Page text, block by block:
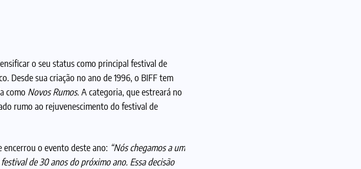
o seu status como principal festival de
Desde sua criação no ano de 1996, o BIFF tem
como Novos Rumos. A categoria, que estreará no
rumo ao rejuvenescimento do festival de
o evento deste ano: “Nós chegamos a um
de 30 anos do próximo ano. Essa decisão